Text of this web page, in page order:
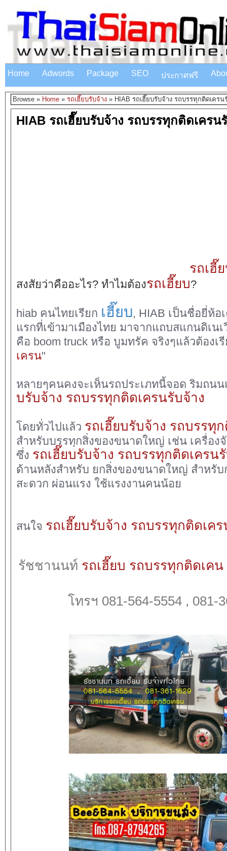
Home Adwords Package SEO ประกาศฟรี
Browse » Home » รถเฮี๊ยบรับจ้าง » HIAB รถเฮี๊ยบรับจ้าง รถบรรทุกติดเครน
HIAB รถเฮี๊ยบรับจ้าง รถบรรทุกติดเครน
รถเฮี๊
สงสัยว่าคืออะไร? ทำไมต้องรถเฮี๊ยบ?
hiab คนไทยเรียก เฮี๊ยบ, HIAB เป็นชื่อยี่ห้อ
แรกที่เข้ามาเมืองไทย มาจากแถบสแกนดิเนเ
คือ boom truck หรือ บูมทรัค จริงๆแล้วต้องเ
เครน"
หลายๆคนคงจะเห็นรถประเภทนี้จอด ริมถน
บรับจ้าง รถบรรทุกติดเครนรับจ้าง
โดยทั่วไปแล้ว รถเฮี๊ยบรับจ้าง รถบรรทุ
สำหรับบรรทุกสิ่งของขนาดใหญ่ เช่น เครื่อง
ซึ่ง รถเฮี๊ยบรับจ้าง รถบรรทุกติดเครน
ด้านหลังสำหรับ ยกสิ่งของขนาดใหญ่ สำหรับ
สะดวก ผ่อนแรง ใช้แรงงานคนน้อย
สนใจ รถเฮี๊ยบรับจ้าง รถบรรทุกติดเค
รัชชานนท์ รถเฮี๊ยบ รถบรรทุกติดเคน
โทรฯ 081-564-5554 , 081-